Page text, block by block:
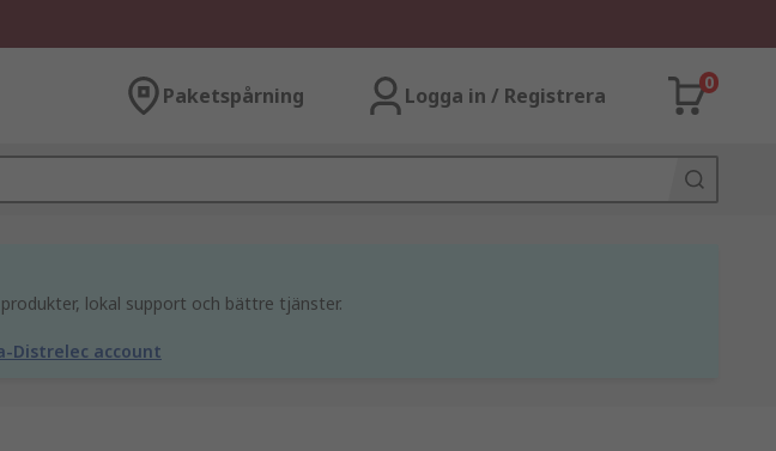
Paketspårning Logga in / Registrera
0
lokal support och bättre tjänster.
Distrelec account